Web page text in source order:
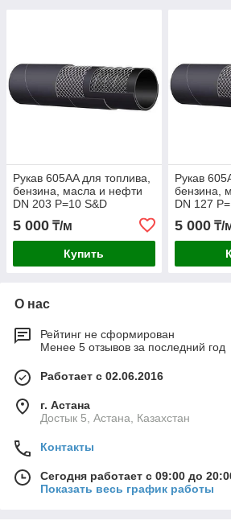
Рукав 605AA для топлива,
бензина, масла и нефти
DN 203 P=10 S&D
5 000 ₸/м
Купить
Рукав
бензина,
DN 127
5 000₸/
О нас
Рейтинг не сформирован
Менее 5 отзывов за последний год
Работает с 02.06.2016
г. Астана
Достык 5, Астана, Казахстан
Контакты
Сегодня работает с 09:00 до
Показать весь график работы